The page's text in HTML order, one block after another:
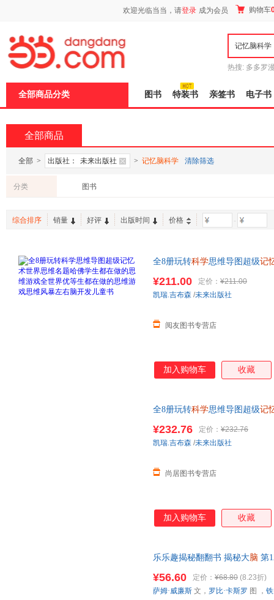
欢迎光临当当，请登录 成为会员 购物车
热搜: 多多罗
全部商品分类 图书 特装书 亲签书 电子书
全部商品
全部 > 出版社： 未来出版社 > 记忆脑科学 清除筛选
分类 图书
综合排序 销量 好评 出版时间 价格 -
全8册玩转科学思维导图超级记
¥211.00 定价： ¥211.00
阅友图书专营店
凯瑞.吉布森 /未来出版社
加入购物车 收藏
全8册玩转科学思维导图超级记
票
¥232.76 定价： ¥232.76
尚居图书专营店
凯瑞.吉布森 /未来出版社
加入购物车 收藏
乐乐趣揭秘翻翻书 揭秘大脑 第
忆、梦、情绪、身体平衡的关
问题，助力孩子科学用脑，开
¥56.60 定价： ¥68.80 (8.23折)
萨姆·威廉斯 文， 罗比·卡斯罗 图 ，
页
加